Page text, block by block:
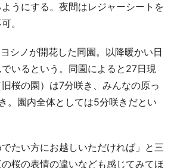
うにする。夜間はレジャーシートを
。
シノが開花した同園。以降暖かい日
いるという。同園によると27日現
桜の園）は7分咲き、みんなの原っ
。園内全体としては5分咲きだとい
たい方にお越しいただければ」と三
桜の表情の違いなども感じてみてほ